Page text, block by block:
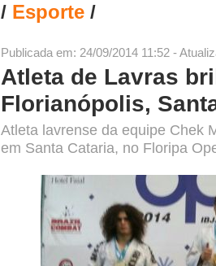
/ Esporte /
Publicada em: 24/09/2014 11:52 -
Atleta de Lavras
Florianópolis,
Atleta lavrense da equipe Chek
em Santa Cataria, no Floripa